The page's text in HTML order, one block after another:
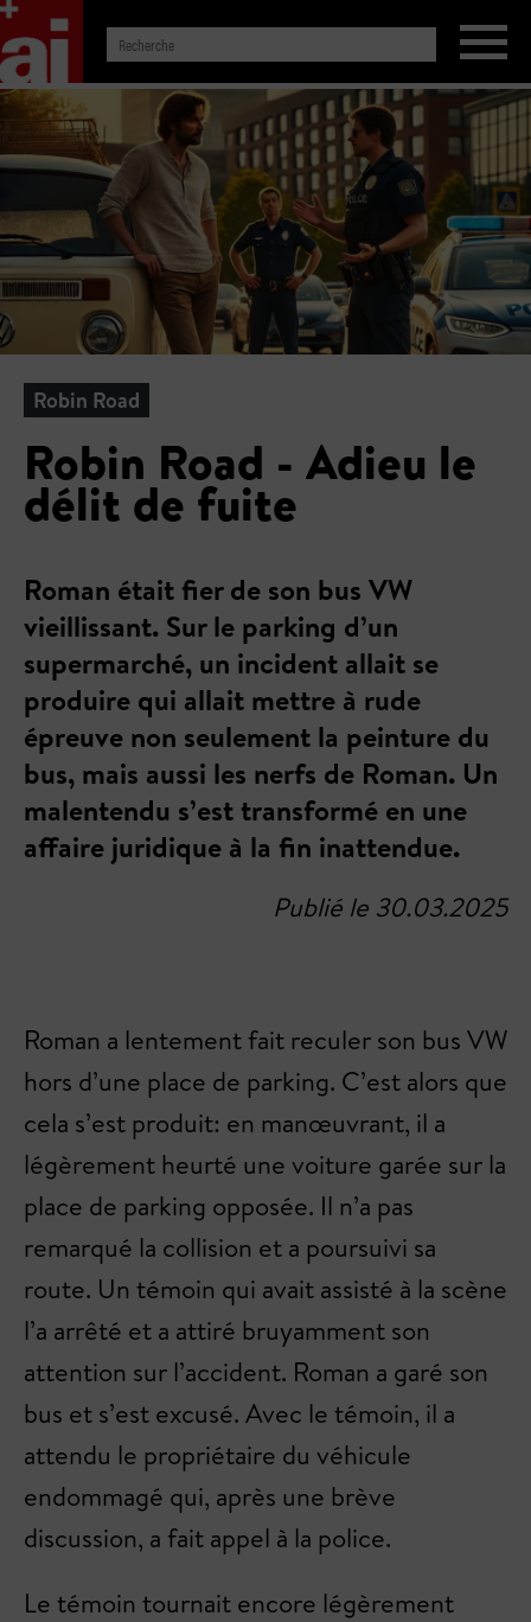
Robin Road
Robin Road - Adieu le
délit de fuite
Roman était fier de son bus VW
vieillissant. Sur le parking d’un
supermarché, un incident allait se
produire qui allait mettre à rude
épreuve non seulement la peinture du
bus, mais aussi les nerfs de Roman. Un
malentendu s’est transformé en une
affaire juridique à la fin inattendue.
Publié le 30.03.2025
Roman a lentement fait reculer son bus VW
hors d’une place de parking. C’est alors que
cela s’est produit: en manœuvrant, il a
légèrement heurté une voiture garée sur la
place de parking opposée. Il n’a pas
remarqué la collision et a poursuivi sa
route. Un témoin qui avait assisté à la scène
l’a arrêté et a attiré bruyamment son
attention sur l’accident. Roman a garé son
bus et s’est excusé. Avec le témoin, il a
attendu le propriétaire du véhicule
endommagé qui, après une brève
discussion, a fait appel à la police.
Le témoin tournait encore légèrement